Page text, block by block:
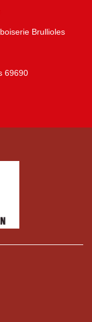
Brullioles
69690